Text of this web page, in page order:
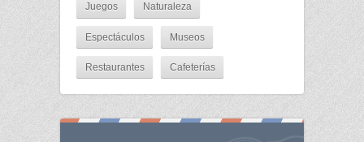
Juegos Naturaleza
Espectáculos Museos
Restaurantes Cafeterías